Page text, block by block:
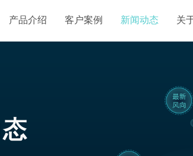
产品介绍 客户案例 新闻动态 关